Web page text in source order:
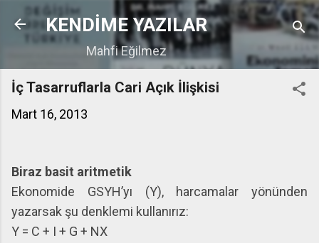
Ana içeriğe atla
KENDİME YAZILAR
Mahfi Eğilmez
İç Tasarruflarla Cari Açık İlişkisi
Mart 16, 2013
Biraz basit aritmetik
Ekonomide GSYH’yı (Y), harcamalar yönünden
yazarsak şu denklemi kullanırız:
Y = C + I + G + NX